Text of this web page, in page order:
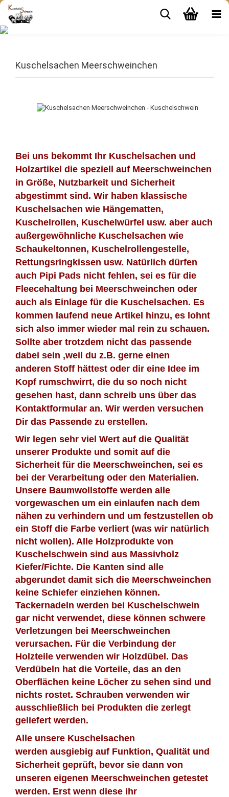
Kuschelsachen Meerschweinchen
Bei uns bekommt Ihr Kuschelsachen und
Holzartikel die speziell auf Meerschweinchen
in Größe, Nutzbarkeit und Sicherheit
abgestimmt sind. Wir haben klassische
Kuschelsachen wie Hängematten,
Kuschelrollen, Kuschelwürfel usw. aber auch
außergewöhnliche Kuschelsachen wie
Schaukeltonnen, Kuschelrollengestelle,
Rettungsringkissen usw. Natürlich dürfen
auch Pipi Pads nicht fehlen, sei es für die
Fleecehaltung bei Meerschweinchen oder
auch als Einlage für die Kuschelsachen. Es
kommen laufend neue Artikel hinzu, es lohnt
sich also immer wieder mal rein zu schauen.
Sollte aber trotzdem nicht das passende
dabei sein ,weil du z.B. gerne einen
anderen Stoff hättest oder dir eine Idee im
Kopf rumschwirrt, die du so noch nicht
gesehen hast, dann schreib uns über das
Kontaktformular an. Wir werden versuchen
Dir das Passende zu erstellen.
Wir legen sehr viel Wert auf die Qualität
unserer Produkte und somit auf die
Sicherheit für die Meerschweinchen, sei es
bei der Verarbeitung oder den Materialien.
Unsere Baumwollstoffe werden alle
vorgewaschen um ein einlaufen nach dem
nähen zu verhindern und um festzustellen ob
ein Stoff die Farbe verliert (was wir natürlich
nicht wollen). Alle Holzprodukte von
Kuschelschwein sind aus Massivholz
Kiefer/Fichte. Die Kanten sind alle
abgerundet damit sich die Meerschweinchen
keine Schiefer einziehen können.
Tackernadeln werden bei Kuschelschwein
gar nicht verwendet, diese können schwere
Verletzungen bei Meerschweinchen
verursachen. Für die Verbindung der
Holzteile verwenden wir Holzdübel. Das
Verdübeln hat die Vorteile, das an den
Oberflächen keine Löcher zu sehen sind und
nichts rostet. Schrauben verwenden wir
ausschließlich bei Produkten die zerlegt
geliefert werden.
Alle unsere Kuschelsachen
werden ausgiebig auf Funktion, Qualität und
Sicherheit geprüft, bevor sie dann von
unseren eigenen Meerschweinchen getestet
werden. Erst wenn diese ihr